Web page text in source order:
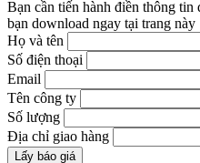
Bạn cần tiến hành điền thông
bạn download ngay tại trang này
Họ và tên
Số điện thoại
Email
Tên công ty
Số lượng
Địa chỉ giao hàng